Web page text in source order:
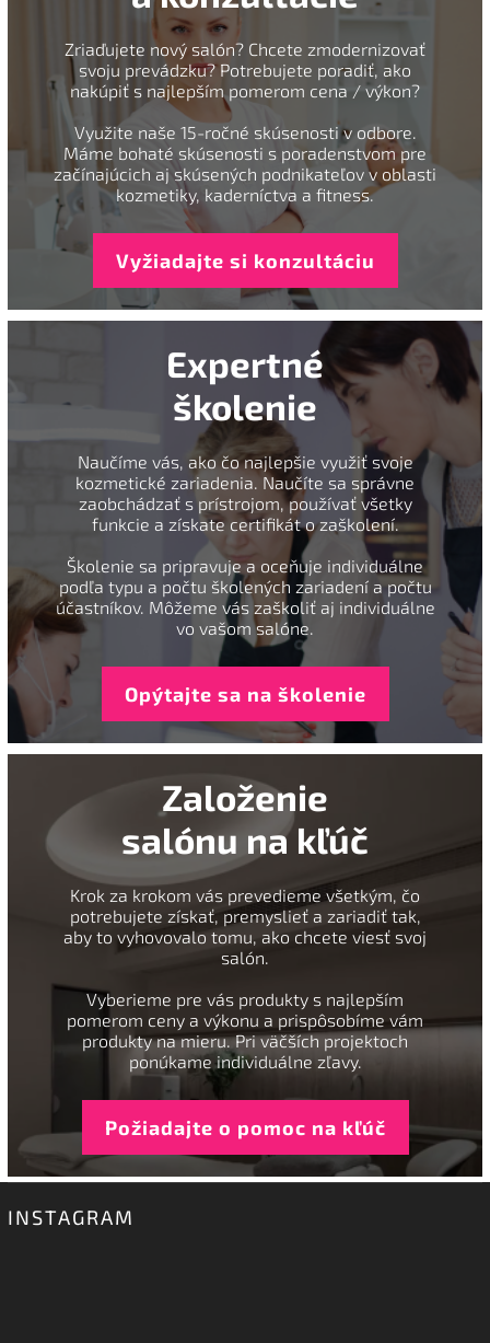
Zriaďujete nový salón? Chcete zmodernizovať
svoju prevádzku? Potrebujete poradiť, ako
nakúpiť s najlepším pomerom cena / výkon?
Využite naše 15-ročné skúsenosti v odbore.
Máme bohaté skúsenosti s poradenstvom pre
začínajúcich aj skúsených podnikateľov v oblasti
kozmetiky, kaderníctva a fitness.
Vyžiadajte si konzultáciu
Expertné
školenie
Naučíme vás, ako čo najlepšie využiť svoje
kozmetické zariadenia. Naučíte sa správne
zaobchádzať s prístrojom, používať všetky
funkcie a získate certifikát o zaškolení.
Školenie sa pripravuje a oceňuje individuálne
podľa typu a počtu školených zariadení a počtu
účastníkov. Môžeme vás zaškoliť aj individuálne
vo vašom salóne.
Opýtajte sa na školenie
Založenie
salónu na kľúč
Krok za krokom vás prevedieme všetkým, čo
potrebujete získať, premyslieť a zariadiť tak,
aby to vyhovovalo tomu, ako chcete viesť svoj
salón.
Vyberieme pre vás produkty s najlepším
pomerom ceny a výkonu a prispôsobíme vám
produkty na mieru. Pri väčších projektoch
ponúkame individuálne zľavy.
Požiadajte o pomoc na kľúč
INSTAGRAM